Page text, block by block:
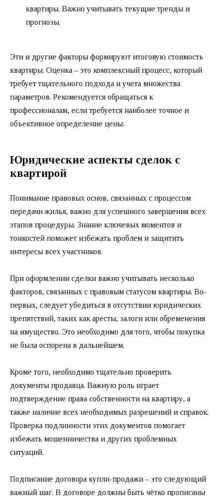
квартиры. Важно учитывать текущие тренды и
прогнозы.
Эти и другие факторы формируют итоговую стоимость
квартиры. Оценка – это комплексный процесс, который
требует тщательного подхода и учета множества
параметров. Рекомендуется обращаться к
профессионалам, если требуется наиболее точное и
объективное определение цены.
Юридические аспекты сделок с
квартирой
Понимание правовых основ, связанных с процессом
передачи жилья, важно для успешного завершения всех
этапов процедуры. Знание ключевых моментов и
тонкостей поможет избежать проблем и защитить
интересы всех участников.
При оформлении сделки важно учитывать несколько
факторов, связанных с правовым статусом квартиры. Во-
первых, следует убедиться в отсутствии юридических
препятствий, таких как аресты, залоги или обременения
на имущество. Это необходимо для того, чтобы покупка
не была оспорена в дальнейшем.
Кроме того, необходимо тщательно проверить
документы продавца. Важную роль играет
подтверждение права собственности на квартиру, а
также наличие всех необходимых разрешений и справок.
Проверка подлинности этих документов помогает
избежать мошенничества и других проблемных
ситуаций.
Подписание договора купли-продажи – это следующий
важный шаг. В договоре должны быть чётко прописаны